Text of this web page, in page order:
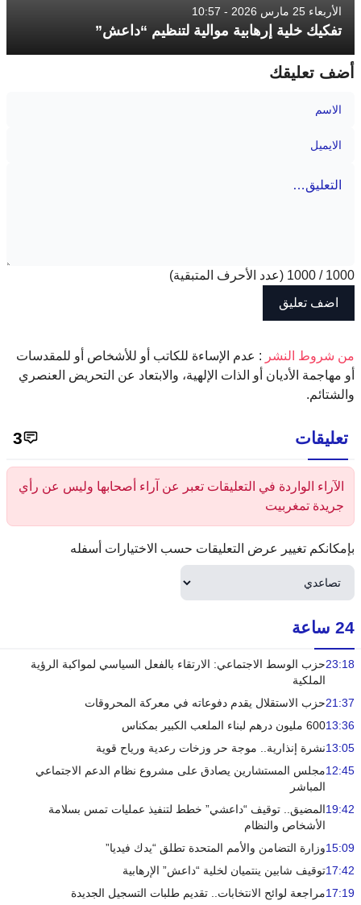
الأربعاء 25 مارس 2026 - 10:57
تفكيك خلية إرهابية موالية لتنظيم “داعش”
أضف تعليقك
1000
/
1000 (عدد الأحرف المتبقية)
‫من شروط النشر : عدم الإساءة للكاتب أو للأشخاص أو للمقدسات
أو مهاجمة الأديان أو الذات الإلهية، والابتعاد عن التحريض العنصري
والشتائم.
تعليقات 3
الآراء الواردة في التعليقات تعبر عن آراء أصحابها وليس عن رأي
جريدة تمغربيت
بإمكانكم تغيير عرض التعليقات حسب الاختيارات أسفله
24 ساعة
23:18حزب الوسط الاجتماعي: الارتقاء بالفعل السياسي لمواكبة الرؤية
الملكية
21:37حزب الاستقلال يقدم دفوعاته في معركة المحروقات
13:36600 مليون درهم لبناء الملعب الكبير بمكناس
13:05نشرة إنذارية.. موجة حر وزخات رعدية ورياح قوية
12:45مجلس المستشارين يصادق على مشروع نظام الدعم الاجتماعي
المباشر
19:42المضيق.. توقيف “داعشي” خطط لتنفيذ عمليات تمس بسلامة
الأشخاص والنظام
15:09وزارة التضامن والأمم المتحدة تطلق “يدك فيديا”
17:42توقيف شابين ينتميان لخلية “داعش” الإرهابية
17:19مراجعة لوائح الانتخابات.. تقديم طلبات التسجيل الجديدة